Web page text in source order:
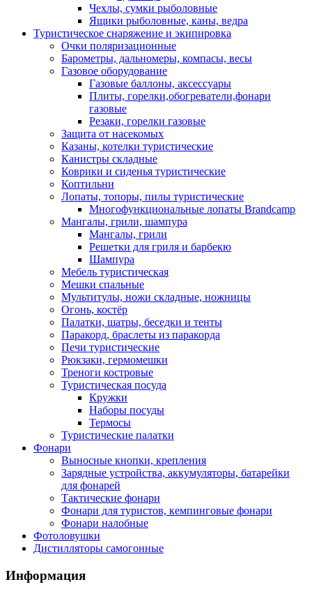
Чехлы, сумки рыболовные
Ящики рыболовные, каны, ведра
Туристическое снаряжение и экипировка
Очки поляризационные
Барометры, дальномеры, компасы, весы
Газовое оборудование
Газовые баллоны, аксессуары
Плиты, горелки,обогреватели,фонари
газовые
Резаки, горелки газовые
Защита от насекомых
Казаны, котелки туристические
Канистры складные
Коврики и сиденья туристические
Коптильни
Лопаты, топоры, пилы туристические
Многофункциональные лопаты Brandcamp
Мангалы, грили, шампура
Мангалы, грили
Решетки для гриля и барбекю
Шампура
Мебель туристическая
Мешки спальные
Мультитулы, ножи складные, ножницы
Огонь, костёр
Палатки, шатры, беседки и тенты
Паракорд, браслеты из паракорда
Печи туристические
Рюкзаки, гермомешки
Треноги костровые
Туристическая посуда
Кружки
Наборы посуды
Термосы
Туристические палатки
Фонари
Выносные кнопки, крепления
Зарядные устройства, аккумуляторы, батарейки
для фонарей
Тактические фонари
Фонари для туристов, кемпинговые фонари
Фонари налобные
Фотоловушки
Дистилляторы самогонные
Информация